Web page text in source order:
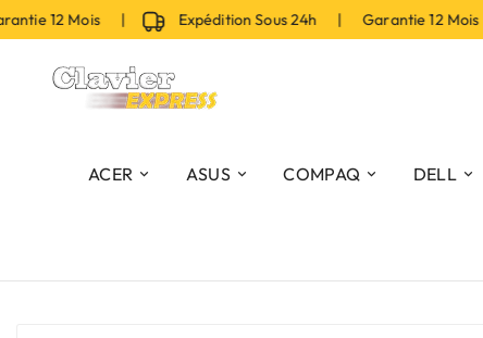
12 Mois | Expédition Sous 24h | Garantie 12 Mois |
ACER ASUS COMPAQ DELL